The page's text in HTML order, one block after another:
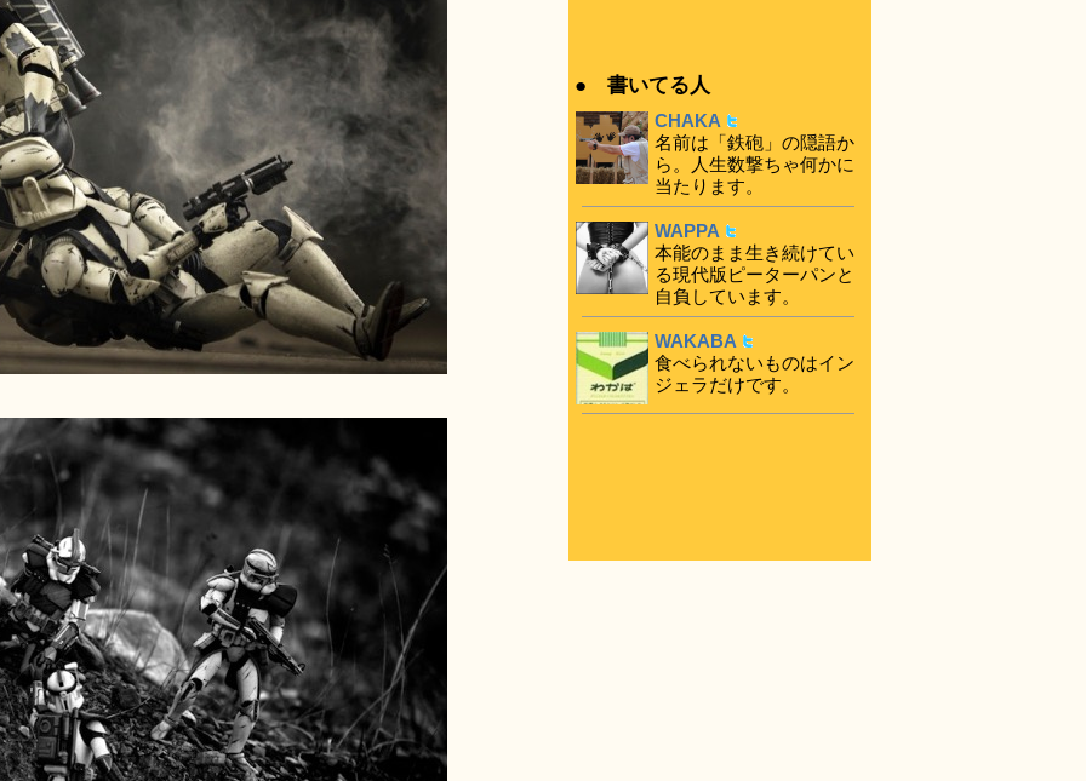
● 書いてる人
CHAKA
名前は「鉄砲」の隠語か
ら。人生数撃ちゃ何かに
当たります。
WAPPA
本能のまま生き続けてい
る現代版ピーターパンと
自負しています。
WAKABA
食べられないものはイン
ジェラだけです。